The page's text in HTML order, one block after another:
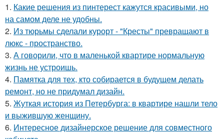
1. Какие решения из пинтерест кажутся красивыми, но
на самом деле не удобны.
2. Из тюрьмы сделали курорт - "Кресты" превращают в
люкс - пространство.
3. А говорили, что в маленькой квартире нормальную
жизнь не устроишь.
4. Памятка для тех, кто собирается в будущем делать
ремонт, но не придумал дизайн.
5. Жуткая история из Петербурга: в квартире нашли тело
и выжившую женщину.
6. Интересное дизайнерское решение для совместного